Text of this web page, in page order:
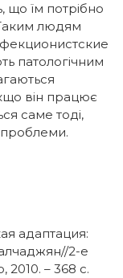
що їм потрібно
Таким людям
патологічним
він працює
саме тоді,
проблеми.
адаптация:
2-е
– 368 с.